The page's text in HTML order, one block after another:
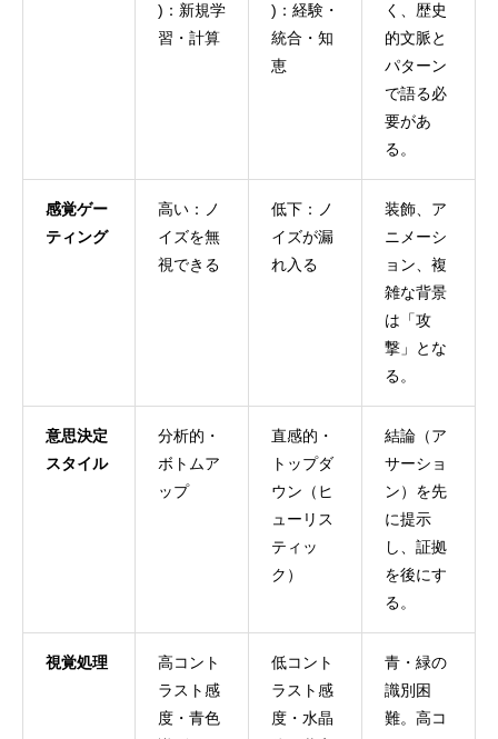
)：新規学
習・計算
)：経験・
統合・知
恵
く、歴史
的文脈と
パターン
で語る必
要があ
る。
感覚ゲー
ティング
高い：ノ
イズを無
視できる
低下：ノ
イズが漏
れ入る
装飾、ア
ニメーシ
ョン、複
雑な背景
は「攻
撃」とな
る。
意思決定
スタイル
分析的・
ボトムア
ップ
直感的・
トップダ
ウン（ヒ
ューリス
ティッ
ク）
結論（ア
サーショ
ン）を先
に提示
し、証拠
を後にす
る。
視覚処理
高コント
ラスト感
度・青色
低コント
ラスト感
度・水晶
青・緑の
識別困
難。高コ